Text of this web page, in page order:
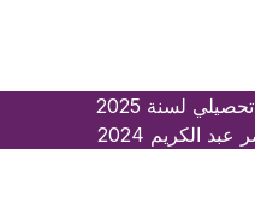
لسنة 2025
الكريم 2024